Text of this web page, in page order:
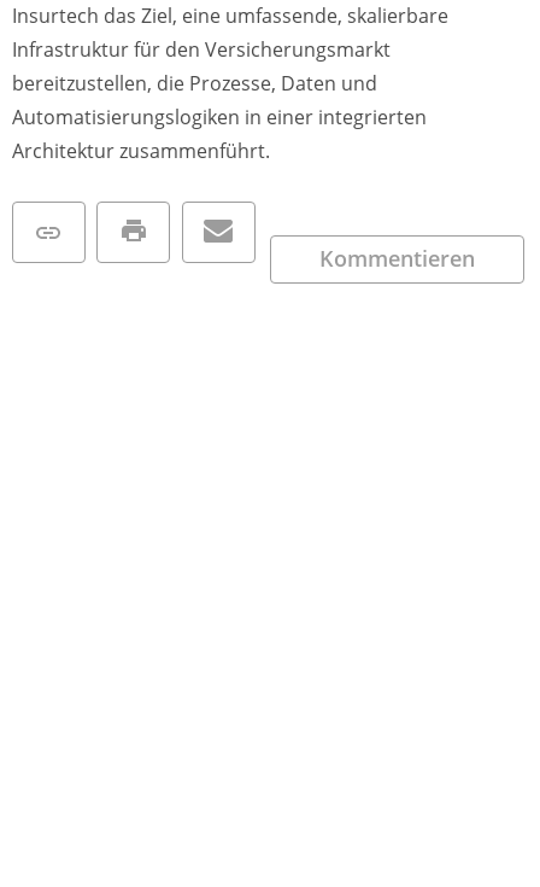
Insurtech das Ziel, eine umfassende, skalierbare
Infrastruktur für den Versicherungsmarkt
bereitzustellen, die Prozesse, Daten und
Automatisierungslogiken in einer integrierten
Architektur zusammenführt.
Kommentieren